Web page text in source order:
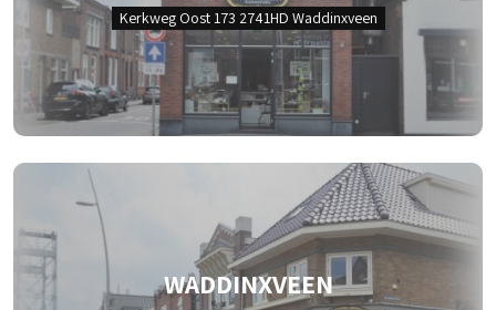
Kerkweg Oost 173 2741HD Waddinxveen
WADDINXVEEN